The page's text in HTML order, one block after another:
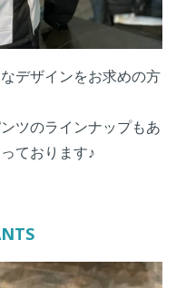
デザインをお求めの方
ツのラインナップもあ
ております♪